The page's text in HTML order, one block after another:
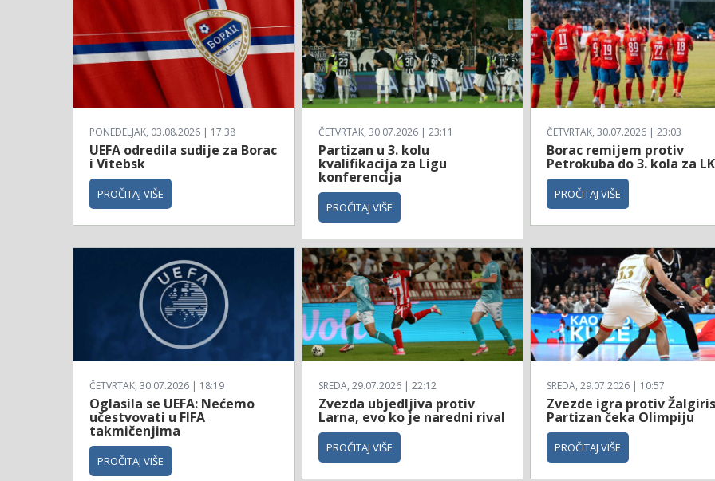
PONEDELJAK, 03.08.2026 | 17:38
UEFA odredila sudije za Borac
i Vitebsk
PROČITAJ VIŠE
ČETVRTAK, 30.07.2026 | 23:11
Partizan u 3. kolu
kvalifikacija za Ligu
konferencija
PROČITAJ VIŠE
ČETVRTAK, 30.07.2026 | 23:03
Borac remijem protiv
Petrokuba do 3. kola za LK
PROČITAJ VIŠE
ČETVRTAK, 30.07.2026 | 18:19
Oglasila se UEFA: Nećemo
učestvovati u FIFA
takmičenjima
PROČITAJ VIŠE
SREDA, 29.07.2026 | 22:12
Zvezda ubjedljiva protiv
Larna, evo ko je naredni rival
PROČITAJ VIŠE
SREDA, 29.07.2026 | 10:57
Zvezde igra protiv
Partizan čeka Olimpiju
PROČITAJ VIŠE